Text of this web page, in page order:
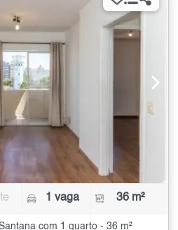
1 vaga 36 m²
com 1 quarto - 36 m²